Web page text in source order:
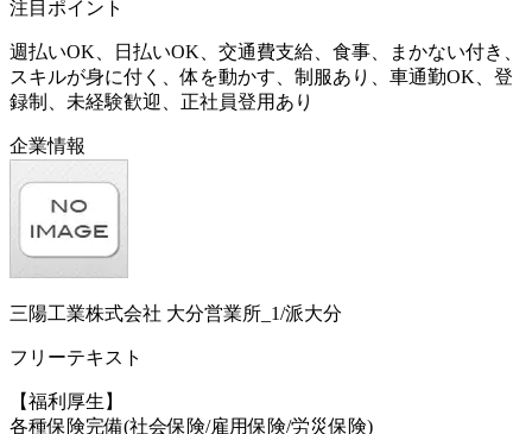
注目ポイント
週払いOK、日払いOK、交通費支給、食事、まかない付き、
スキルが身に付く、体を動かす、制服あり、車通勤OK、登
録制、未経験歓迎、正社員登用あり
企業情報
三陽工業株式会社 大分営業所_1/派大分
フリーテキスト
【福利厚生】
各種保険完備(社会保険/雇用保険/労災保険)